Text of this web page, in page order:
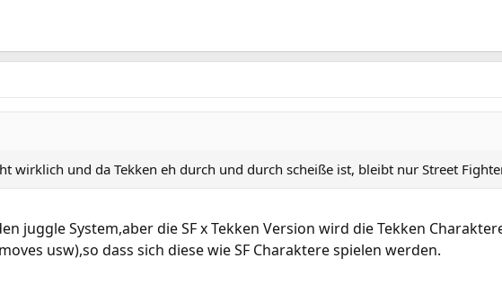
wirklich und da Tekken eh durch und durch scheiße ist, bleibt nur Street
juggle System,aber die SF x Tekken Version wird die Tekken
usw),so dass sich diese wie SF Charaktere spielen werden.